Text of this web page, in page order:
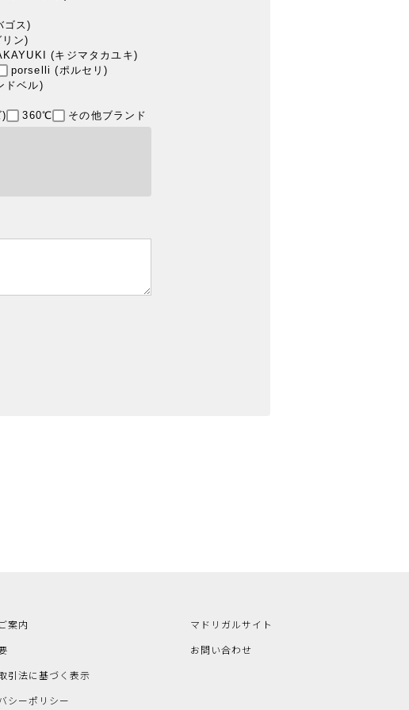
ゴス)
ン)
(キジマタカユキ)
porselli (ポルセリ)
ドベル)
) 360℃ その他ブランド
案内
引法に基づく表示
シーポリシー
マドリガルサイト
お問い合わせ